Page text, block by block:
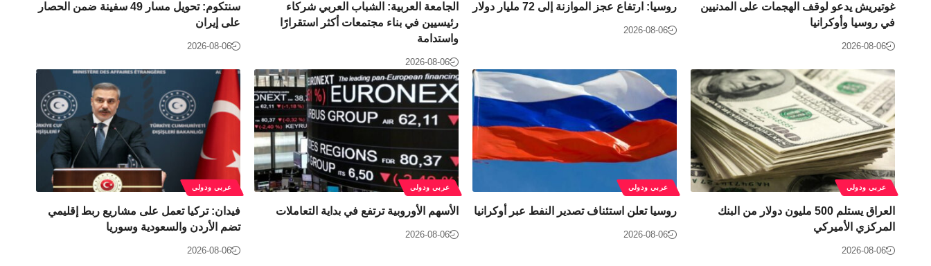
غوتيريش يدعو لوقف الهجمات على المدنيين
في روسيا وأوكرانيا
2026-08-06
روسيا: ارتفاع عجز الموازنة إلى 72 مليار دولار
2026-08-06
الجامعة العربية: الشباب العربي شركاء
رئيسيين في بناء مجتمعات أكثر استقرارًا
واستدامة
2026-08-06
سنتكوم: تحويل مسار 49 سفينة ضمن الحصار
على إيران
2026-08-06
عربي ودولي
العراق يستلم 500 مليون دولار من البنك
المركزي الأميركي
2026-08-06
عربي ودولي
روسيا تعلن استئناف تصدير النفط عبر أوكرانيا
2026-08-06
عربي ودولي
الأسهم الأوروبية ترتفع في بداية التعاملات
2026-08-06
عربي ودولي
فيدان: تركيا تعمل على مشاريع ربط إقليمي
تضم الأردن والسعودية وسوريا
2026-08-06